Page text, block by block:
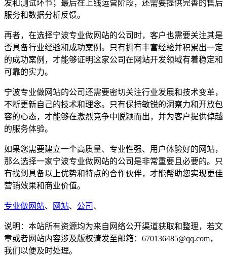
发和测试环节；最后在上线运营阶段，还需要提供完善的售后
服务和数据分析反馈。
再者，在选择宁波专业做网站的公司时，客户也需要关注其是
否具备行业经验和成功案例。只有拥有丰富经验并积累出一定
的成功案例，才能够证明这家公司在网站开发领域有着稳定和
可靠的实力。
宁波专业做网站的公司还需要密切关注行业发展和技术变革，
不断更新自己的技术和理念。只有保持敏锐的洞察力和开放包
容的心态，才能够在激烈竞争中脱颖而出，并为客户提供倬越
的服务体验。
如果您需要建立一个高质量、专业性强、用户体验好的网站，
那么选择一家宁波专业做网站的公司是非常重要且必要的。只
有找到具备以上优势和特点的合作伙伴，才能帮助您实现更佳
营销效果和商业价值。
专业做网站、 网站、 公司 、
说明：本站所有资源均为来自网络公开渠道获取和整理，若文
章或者网站内容涉及版权请发至邮箱：670136485@qq.com，
我们以便及时处理。